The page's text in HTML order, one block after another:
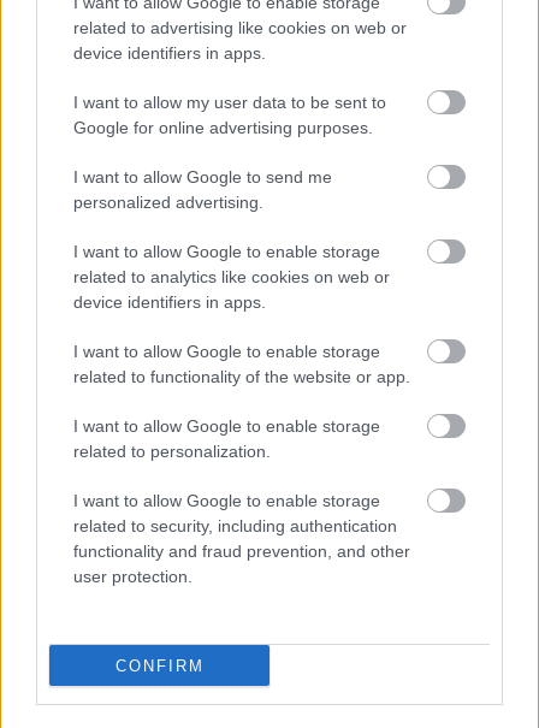
related to advertising like cookies on web or
device identifiers in apps.
I want to allow my user data to be sent to
Google for online advertising purposes.
I want to allow Google to send me
personalized advertising.
I want to allow Google to enable storage
related to analytics like cookies on web or
device identifiers in apps.
I want to allow Google to enable storage
related to functionality of the website or app.
I want to allow Google to enable storage
related to personalization.
I want to allow Google to enable storage
related to security, including authentication
functionality and fraud prevention, and other
user protection.
CONFIRM
National Geographic: 4 προτάσεις για
ψαγμένους ταξιδιώτες στην Ελλάδα
, 7 Απριλίου 2015 || Τουρισμός
Ανδρεάδης: Αν δεν κλείσει άμεσα η